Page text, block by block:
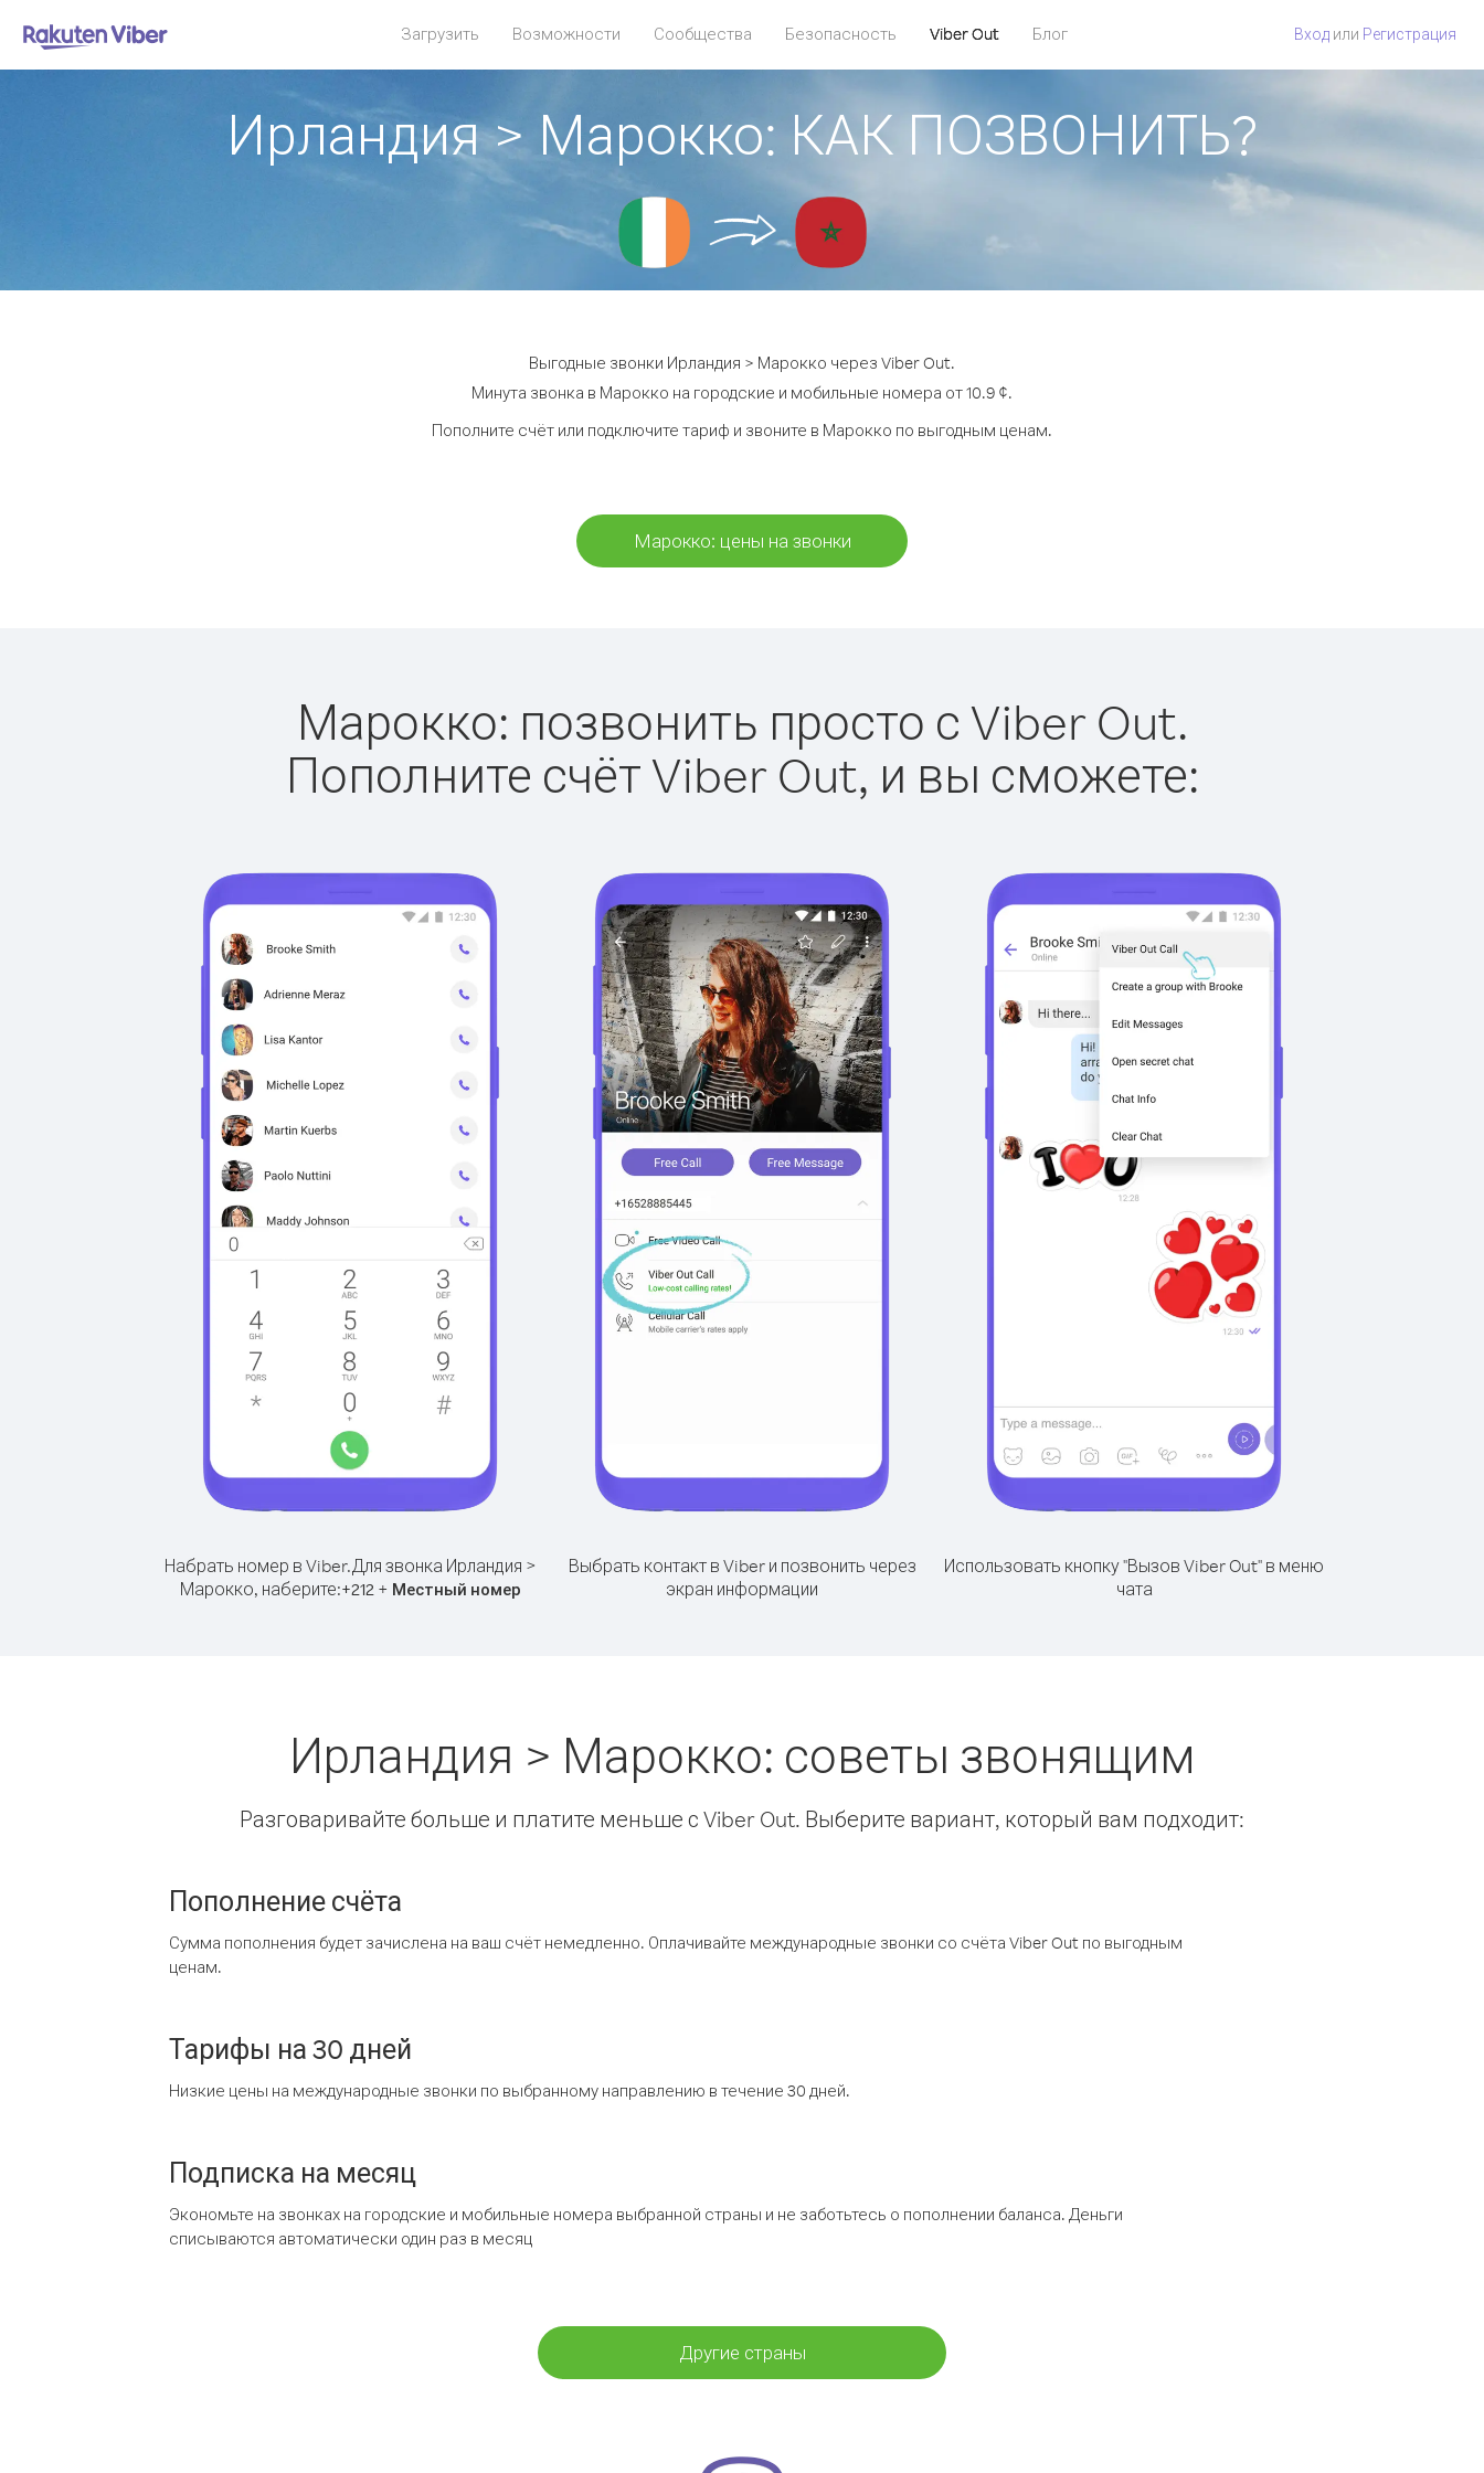
Загрузить Возможности Сообщества Безопасность Viber Out Блог Вход или Регистрация
Ирландия > Марокко: КАК ПОЗВОНИТЬ?
Выгодные звонки Ирландия > Марокко через Viber Out.
Минута звонка в Марокко на городские и мобильные номера от 10.9 ¢.
Пополните счёт или подключите тариф и звоните в Марокко по выгодным ценам.
Марокко: цены на звонки
Марокко: позвонить просто с Viber Out.
Пополните счёт Viber Out, и вы сможете:
Набрать номер в Viber.Для звонка Ирландия >
Марокко, наберите:+212+ Местный номер
Выбрать контакт в Viber и позвонить через
экран информации
Использовать кнопку "Вызов Viber Out" в меню
чата
Ирландия > Марокко: советы звонящим
Разговаривайте больше и платите меньше с Viber Out. Выберите вариант, который вам подходит:
Пополнение счёта
Сумма пополнения будет зачислена на ваш счёт немедленно. Оплачивайте международные звонки со счёта Viber Out по выгодным
ценам.
Тарифы на 30 дней
Низкие цены на международные звонки по выбранному направлению в течение 30 дней.
Подписка на месяц
Экономьте на звонках на городские и мобильные номера выбранной страны и не заботьтесь о пополнении баланса. Деньги
списываются автоматически один раз в месяц
Другие страны